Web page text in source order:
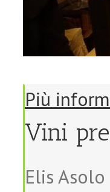
Più
Vini
Elis Asolo